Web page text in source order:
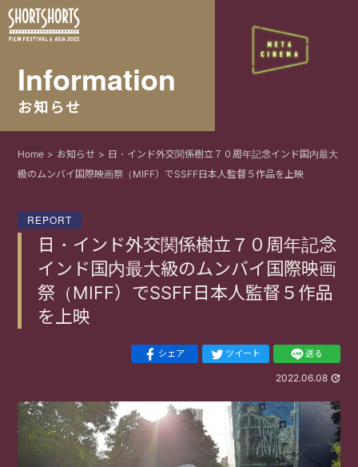
Information
お知らせ
Home お知らせ
日・インド外交関係樹立７０周年記念インド国内最大
級のムンバイ国際映画祭（MIFF）でSSFF日本人監督５作品を上映
REPORT
日・インド外交関係樹立７０周年記念
インド国内最大級のムンバイ国際映画
祭（MIFF）でSSFF日本人監督５作品
を上映
シェア ツイート 送る
2022.06.08